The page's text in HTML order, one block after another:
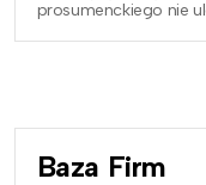
prosumenckiego nie
Baza Firm